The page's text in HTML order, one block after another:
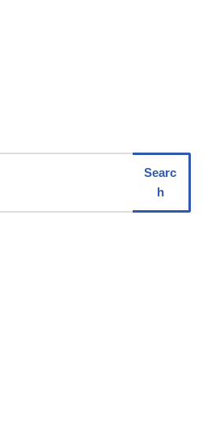
Searc
h